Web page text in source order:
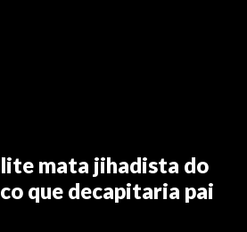
mata jihadista do
que decapitaria pai